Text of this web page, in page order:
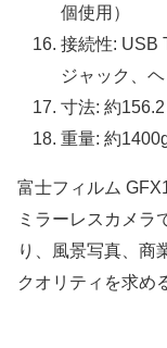
個使用）
接続性: USB
ジャック、
寸法: 約
重量: 約
富士フィルム
ミラーレスカメラ
り、風景写真、商
クオリティを求め